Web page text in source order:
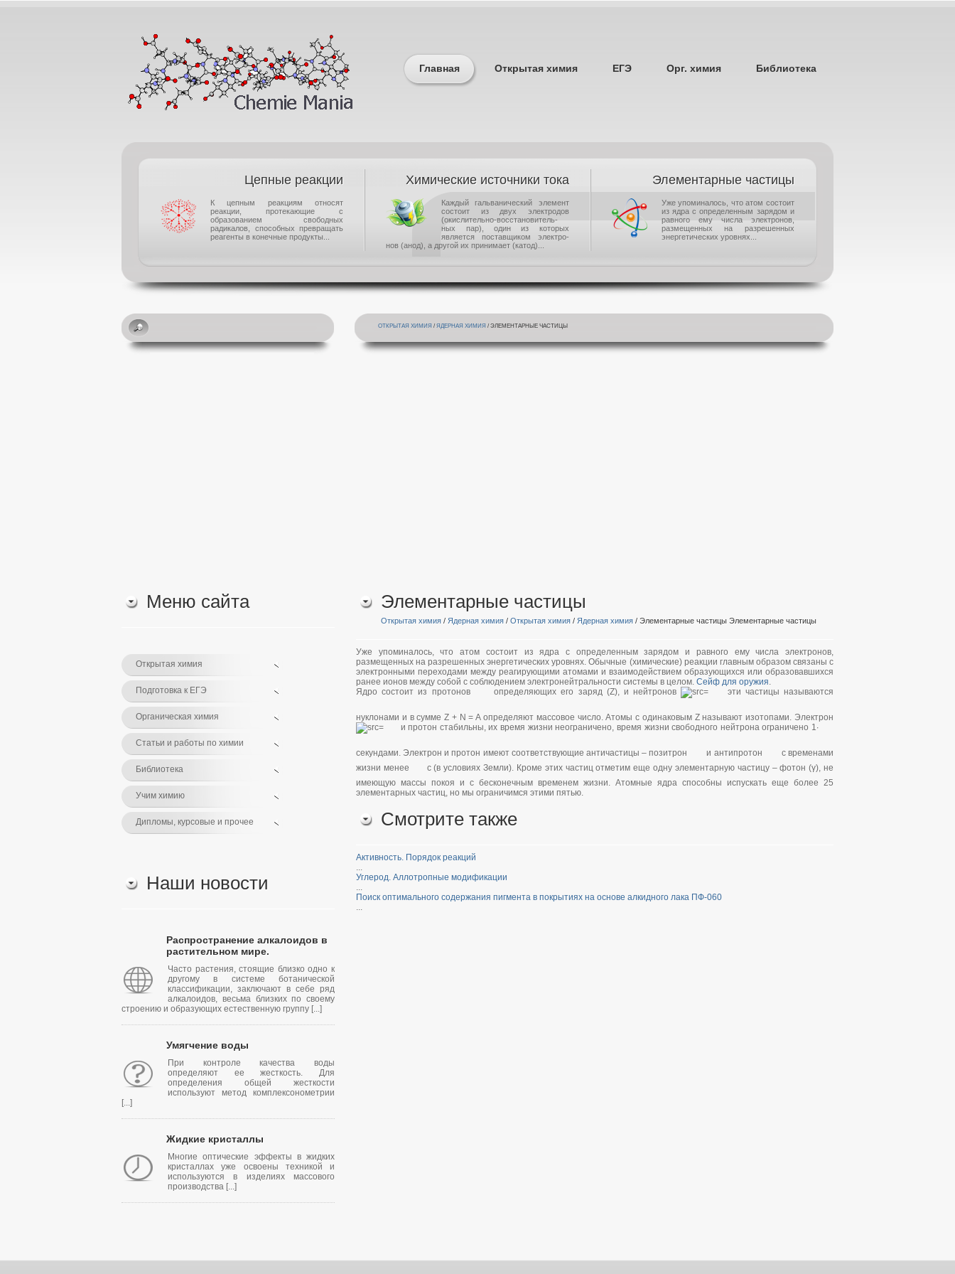
Главная Открытая химия ЕГЭ Орг. химия Библиотека
Цепные реакции
К цепным реакциям относят
реакции, протекающие с
образованием свободных
радикалов, способных превращать
реагенты в конечные продукты...
Химические источники тока
Каждый гальванический элемент
состоит из двух электродов
(окислительно-восстановитель-
ных пар), один из которых
является поставщиком электро-
нов (анод), а другой их принимает (катод)...
Элементарные частицы
Уже упоминалось, что атом состоит
из ядра с определенным зарядом и
равного ему числа электронов,
размещенных на разрешенных
энергетических уровнях...
ОТКРЫТАЯ ХИМИЯ / ЯДЕРНАЯ ХИМИЯ / ЭЛЕМЕНТАРНЫЕ ЧАСТИЦЫ
Меню сайта
Открытая химия
Подготовка к ЕГЭ
Органическая химия
Статьи и работы по химии
Библиотека
Учим химию
Дипломы, курсовые и прочее
Наши новости
Распространение алкалоидов в
растительном мире.
Часто растения, стоящие близко одно к
другому в системе ботанической
классификации, заключают в себе ряд
алкалоидов, весьма близких по своему
строению и образующих естественную группу [...]
Умягчение воды
При контроле качества воды
определяют ее жесткость. Для
определения общей жесткости
используют метод комплексонометрии
[...]
Жидкие кристаллы
Многие оптические эффекты в жидких
кристаллах уже освоены техникой и
используются в изделиях массового
производства [...]
Элементарные частицы
Открытая химия / Ядерная химия / Открытая химия / Ядерная химия / Элементарные частицы Элементарные частицы
Уже упоминалось, что атом состоит из ядра с определенным зарядом и равного ему числа электронов,
размещенных на разрешенных энергетических уровнях. Обычные (химические) реакции главным образом связаны с
электронными переходами между реагирующими атомами и взаимодействием образующихся или образовавшихся
ранее ионов между собой с соблюдением электронейтральности системы в целом. Сейф для оружия.
Ядро состоит из протонов
определяющих его заряд (Z), и нейтронов эти частицы называются
нуклонами и в сумме Z + N = A определяют массовое число. Атомы с одинаковым Z называют изотопами. Электрон
и протон стабильны, их время жизни неограничено, время жизни свободного нейтрона ограничено 1∙
секундами. Электрон и протон имеют соответствующие античастицы – позитрон и антипротон
с временами
жизни менее
с (в условиях Земли). Кроме этих частиц отметим еще одну элементарную частицу – фотон (γ), не
имеющую массы покоя и с бесконечным временем жизни. Атомные ядра способны испускать еще более 25
элементарных частиц, но мы ограничимся этими пятью.
Смотрите также
Активность. Порядок реакций
...
Углерод. Аллотропные модификации
...
Поиск оптимального содержания пигмента в покрытиях на основе алкидного лака ПФ-060
...